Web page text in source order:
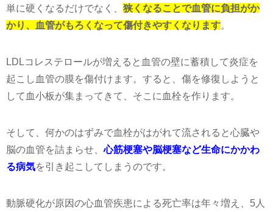
単に硬くなるだけでなく、 狭くなることで血管に負担がか
かり、血管がもろくなって傷付きやすくなります。
LDLコレステロールが増えると血管の壁に蓄積して炎症を
起こし血管の膜を傷付けます。すると、傷を修復しようと
して血小板が集まってきて、そこに血栓を作ります。
そして、何かのはずみで血栓がはがれて流されると心臓や
脳の血管を詰まらせ、心筋梗塞や脳梗塞など生命にかかわ
る病気を引き起こしてしまうのです。
動脈硬化が原因の心血管疾患による死亡率は年々増え、5人